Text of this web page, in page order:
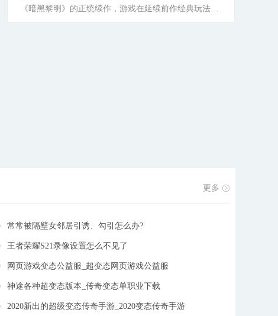
《暗黑黎明》的正统续作，游戏在延续前作经典玩法的
更多
常常被隔壁女邻居引诱、勾引怎么办?
王者荣耀S21录像设置怎么不见了
网页游戏变态公益服_超变态网页游戏公益服
神途各种超变态版本_传奇变态单职业下载
2020新出的超级变态传奇手游_2020变态传奇手游